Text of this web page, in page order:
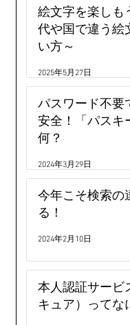
絵文字を楽しも
代や国で違う絵
い方～
2025年5月27日
パスワード不要
安全！「パスキ
何？
2024年3月29日
今年こそ検索の
る！
2024年2月10日
本人認証サービ
キュア）ってな